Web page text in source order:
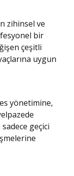
zihinsel ve
bir
çeşitli
uygun
yönetimine,
geçici